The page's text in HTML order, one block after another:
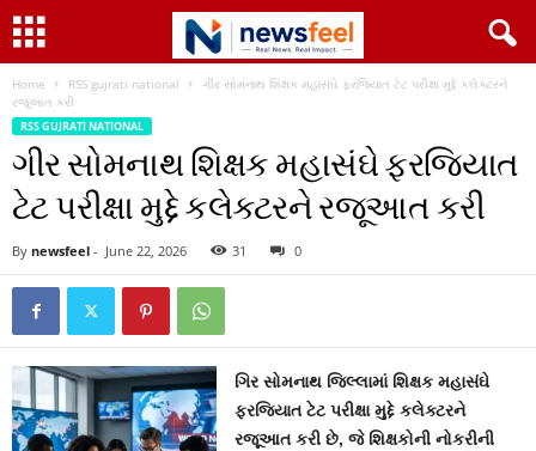
Home RSS gujrati national
ગીર સોમનાથ શિક્ષક મહાસંઘે ફરજિયાત ટેટ પરીક્ષા મુદ્દે કલેક્ટરને
રજૂઆત કરી
RSS GUJRATI NATIONAL
ગીર સોમનાથ શિક્ષક મહાસંઘે ફરજિયાત
ટેટ પરીક્ષા મુદ્દે કલેક્ટરને રજૂઆત કરી
By newsfeel - June 22, 2026 31 0
ગિર સોમનાથ જિલ્લામાં શિક્ષક મહાસંઘે
ફરજિયાત ટેટ પરીક્ષા મુદ્દે કલેક્ટરને
રજૂઆત કરી છે, જે શિક્ષકોની નોકરીની